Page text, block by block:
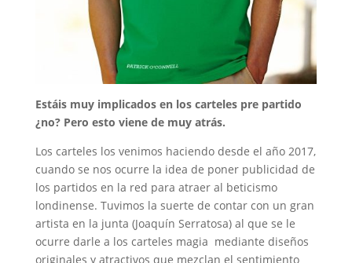
Estáis muy implicados en los carteles pre partido
¿no? Pero esto viene de muy atrás.
Los carteles los venimos haciendo desde el año 2017,
cuando se nos ocurre la idea de poner publicidad de
los partidos en la red para atraer al beticismo
londinense. Tuvimos la suerte de contar con un gran
artista en la junta (Joaquín Serratosa) al que se le
ocurre darle a los carteles magia mediante diseños
originales y atractivos que mezclan el sentimiento